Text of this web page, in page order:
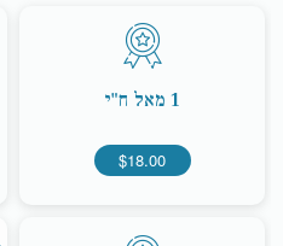
1 מאל ח"י
$18.00